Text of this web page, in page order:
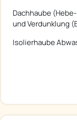
Dachhaube
und Verdunklung
Isolierhaube